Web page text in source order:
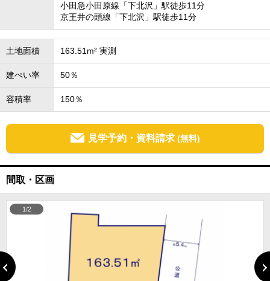
小田急小田原線「下北沢」駅徒歩11分
京王井の頭線「下北沢」駅徒歩11分
土地面積 163.51m² 実測
建ぺい率 50％
容積率 150％
見学予約・資料請求 (無料)
間取・区画
1/2